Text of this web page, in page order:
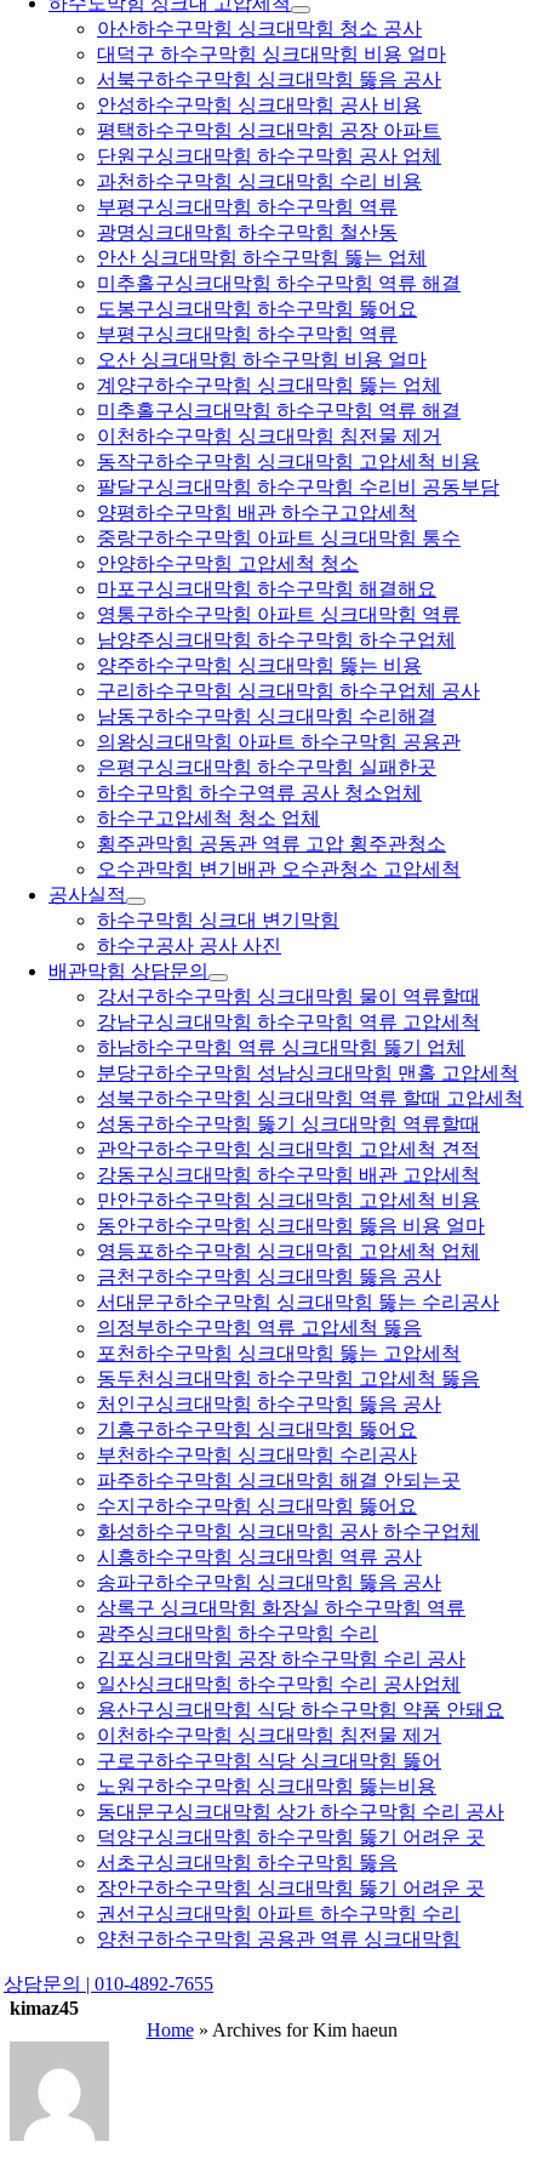
아산하수구막힘 싱크대막힘 청소 공사
대덕구 하수구막힘 싱크대막힘 비용 얼마
서북구하수구막힘 싱크대막힘 뚫음 공사
안성하수구막힘 싱크대막힘 공사 비용
평택하수구막힘 싱크대막힘 공장 아파트
단원구싱크대막힘 하수구막힘 공사 업체
과천하수구막힘 싱크대막힘 수리 비용
부평구싱크대막힘 하수구막힘 역류
광명싱크대막힘 하수구막힘 철산동
안산 싱크대막힘 하수구막힘 뚫는 업체
미추홀구싱크대막힘 하수구막힘 역류 해결
도봉구싱크대막힘 하수구막힘 뚫어요
부평구싱크대막힘 하수구막힘 역류
오산 싱크대막힘 하수구막힘 비용 얼마
계양구하수구막힘 싱크대막힘 뚫는 업체
미추홀구싱크대막힘 하수구막힘 역류 해결
이천하수구막힘 싱크대막힘 침전물 제거
동작구하수구막힘 싱크대막힘 고압세척 비용
팔달구싱크대막힘 하수구막힘 수리비 공동부담
양평하수구막힘 배관 하수구고압세척
중랑구하수구막힘 아파트 싱크대막힘 통수
안양하수구막힘 고압세척 청소
마포구싱크대막힘 하수구막힘 해결해요
영통구하수구막힘 아파트 싱크대막힘 역류
남양주싱크대막힘 하수구막힘 하수구업체
양주하수구막힘 싱크대막힘 뚫는 비용
구리하수구막힘 싱크대막힘 하수구업체 공사
남동구하수구막힘 싱크대막힘 수리해결
의왕싱크대막힘 아파트 하수구막힘 공용관
은평구싱크대막힘 하수구막힘 실패한곳
하수구막힘 하수구역류 공사 청소업체
하수구고압세척 청소 업체
횡주관막힘 공동관 역류 고압 횡주관청소
오수관막힘 변기배관 오수관청소 고압세척
공사실적
하수구막힘 싱크대 변기막힘
하수구공사 공사 사진
배관막힘 상담문의
강서구하수구막힘 싱크대막힘 물이 역류할때
강남구싱크대막힘 하수구막힘 역류 고압세척
하남하수구막힘 역류 싱크대막힘 뚫기 업체
분당구하수구막힘 성남싱크대막힘 맨홀 고압세척
성북구하수구막힘 싱크대막힘 역류 할때 고압세척
성동구하수구막힘 뚫기 싱크대막힘 역류할때
관악구하수구막힘 싱크대막힘 고압세척 견적
강동구싱크대막힘 하수구막힘 배관 고압세척
만안구하수구막힘 싱크대막힘 고압세척 비용
동안구하수구막힘 싱크대막힘 뚫음 비용 얼마
영등포하수구막힘 싱크대막힘 고압세척 업체
금천구하수구막힘 싱크대막힘 뚫음 공사
서대문구하수구막힘 싱크대막힘 뚫는 수리공사
의정부하수구막힘 역류 고압세척 뚫음
포천하수구막힘 싱크대막힘 뚫는 고압세척
동두천싱크대막힘 하수구막힘 고압세척 뚫음
처인구싱크대막힘 하수구막힘 뚫음 공사
기흥구하수구막힘 싱크대막힘 뚫어요
부천하수구막힘 싱크대막힘 수리공사
파주하수구막힘 싱크대막힘 해결 안되는곳
수지구하수구막힘 싱크대막힘 뚫어요
화성하수구막힘 싱크대막힘 공사 하수구업체
시흥하수구막힘 싱크대막힘 역류 공사
송파구하수구막힘 싱크대막힘 뚫음 공사
상록구 싱크대막힘 화장실 하수구막힘 역류
광주싱크대막힘 하수구막힘 수리
김포싱크대막힘 공장 하수구막힘 수리 공사
일산싱크대막힘 하수구막힘 수리 공사업체
용산구싱크대막힘 식당 하수구막힘 약품 안돼요
이천하수구막힘 싱크대막힘 침전물 제거
구로구하수구막힘 식당 싱크대막힘 뚫어
노원구하수구막힘 싱크대막힘 뚫는비용
동대문구싱크대막힘 상가 하수구막힘 수리 공사
덕양구싱크대막힘 하수구막힘 뚫기 어려운 곳
서초구싱크대막힘 하수구막힘 뚫음
장안구하수구막힘 싱크대막힘 뚫기 어려운 곳
권선구싱크대막힘 아파트 하수구막힘 수리
양천구하수구막힘 공용관 역류 싱크대막힘
상담문의 | 010-4892-7655
kimaz45
Home» Archives for Kim haeun